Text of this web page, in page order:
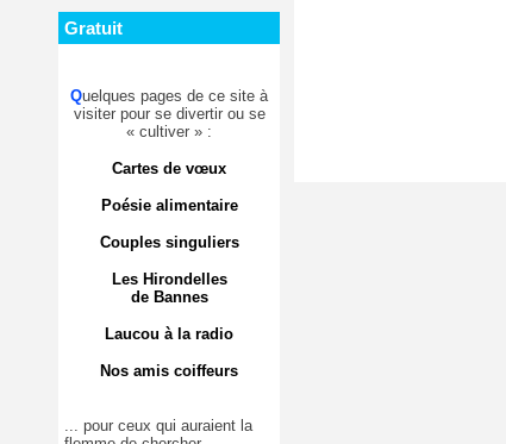
Gratuit
Quelques pages de ce site à
visiter pour se divertir ou se
« cultiver » :
Cartes de vœux
Poésie alimentaire
Couples singuliers
Les Hirondelles
de Bannes
Laucou à la radio
Nos amis coiffeurs
... pour ceux qui auraient la